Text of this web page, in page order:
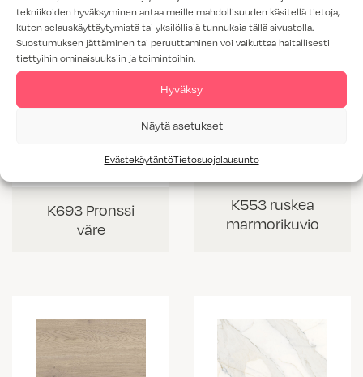
tekniikoiden hyväksyminen antaa meille mahdollisuuden käsitellä tietoja,
kuten selauskäyttäytymistä tai yksilöllisiä tunnuksia tällä sivustolla.
Suostumuksen jättäminen tai peruuttaminen voi vaikuttaa haitallisesti
tiettyihin ominaisuuksiin ja toimintoihin.
Hyväksy
Näytä asetukset
EvästekäytäntöTietosuojalausunto
K693 Pronssi
väre
K553 ruskea
marmorikuvio